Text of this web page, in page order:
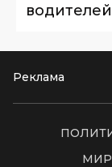
Реклама
МИР